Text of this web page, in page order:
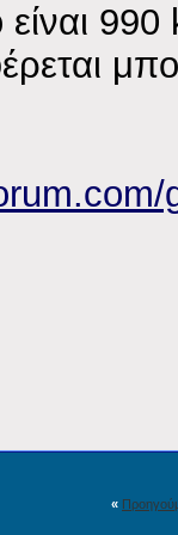
είναι
«